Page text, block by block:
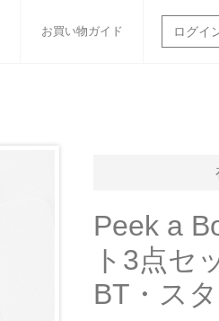
お買い物ガイド ログイ
Peek a
ト3点セ
BT・スタ